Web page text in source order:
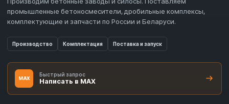
промышленные бетоносмесители, дробильные комплексы,
комплектующие и запчасти по России и Беларуси.
Производство Комплектация Поставка и запуск
MAX
Быстрый запрос
Написать в MAX